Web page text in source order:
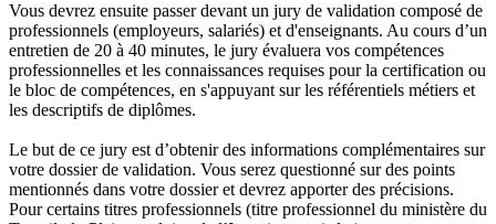
Vous devrez ensuite passer devant un jury de validation composé de
professionnels (employeurs, salariés) et d'enseignants. Au cours d’un
entretien de 20 à 40 minutes, le jury évaluera vos compétences
professionnelles et les connaissances requises pour la certification ou
le bloc de compétences, en s'appuyant sur les référentiels métiers et
les descriptifs de diplômes.
Le but de ce jury est d’obtenir des informations complémentaires sur
votre dossier de validation. Vous serez questionné sur des points
mentionnés dans votre dossier et devrez apporter des précisions.
Pour certains titres professionnels (titre professionnel du ministère du